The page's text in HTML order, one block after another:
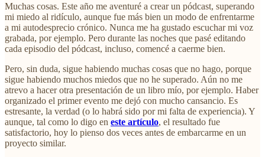
Muchas cosas. Este año me aventuré a crear un pódcast, superando
mi miedo al ridículo, aunque fue más bien un modo de enfrentarme
a mi autodesprecio crónico. Nunca me ha gustado escuchar mi voz
grabada, por ejemplo. Pero durante las noches que pasé editando
cada episodio del pódcast, incluso, comencé a caerme bien.
Pero, sin duda, sigue habiendo muchas cosas que no hago, porque
sigue habiendo muchos miedos que no he superado. Aún no me
atrevo a hacer otra presentación de un libro mío, por ejemplo. Haber
organizado el primer evento me dejó con mucho cansancio. Es
estresante, la verdad (o lo habrá sido por mi falta de experiencia). Y
aunque, tal como lo digo en este artículo, el resultado fue
satisfactorio, hoy lo pienso dos veces antes de embarcarme en un
proyecto similar.